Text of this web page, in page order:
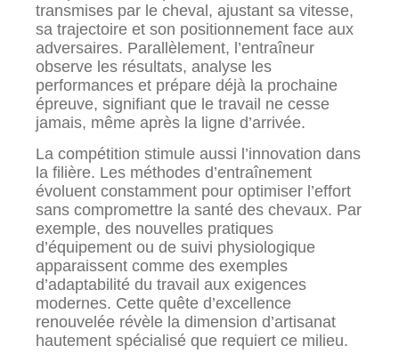
transmises par le cheval, ajustant sa vitesse,
sa trajectoire et son positionnement face aux
adversaires. Parallèlement, l’entraîneur
observe les résultats, analyse les
performances et prépare déjà la prochaine
épreuve, signifiant que le travail ne cesse
jamais, même après la ligne d’arrivée.
La compétition stimule aussi l’innovation dans
la filière. Les méthodes d’entraînement
évoluent constamment pour optimiser l’effort
sans compromettre la santé des chevaux. Par
exemple, des nouvelles pratiques
d’équipement ou de suivi physiologique
apparaissent comme des exemples
d’adaptabilité du travail aux exigences
modernes. Cette quête d’excellence
renouvelée révèle la dimension d’artisanat
hautement spécialisé que requiert ce milieu.